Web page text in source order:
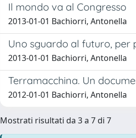
Il mondo va al Congresso
2013-01-01 Bachiorri, Antonella
Uno sguardo al futuro, per
2013-01-01 Bachiorri, Antonella
Terramacchina. Un
2012-01-01 Bachiorri, Antonella
Mostrati risultati da 3 a 7 di 7